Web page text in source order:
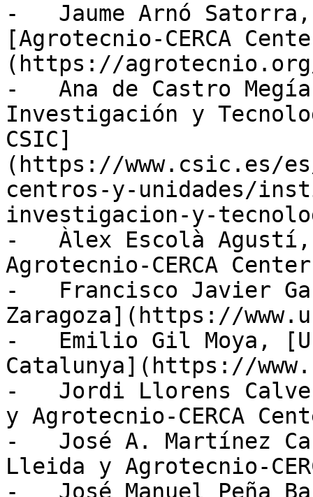
-   Jaume Arnó
[Agrotecnio-CERCA
(https://
-   Ana de Castro
Investigación y
CSIC]
(https://www.csic.es/
centros-y-unidades/
investigacion-y-
-   Àlex Escolà
Agrotecnio-CERCA
-   Francisco Javier
Zaragoza](https://
-   Emilio Gil Moya,
Catalunya](https://
-   Jordi Llorens
y Agrotecnio-CERCA
-   José A. Martínez
Lleida y Agrotecnio-
-   José Manuel Peña